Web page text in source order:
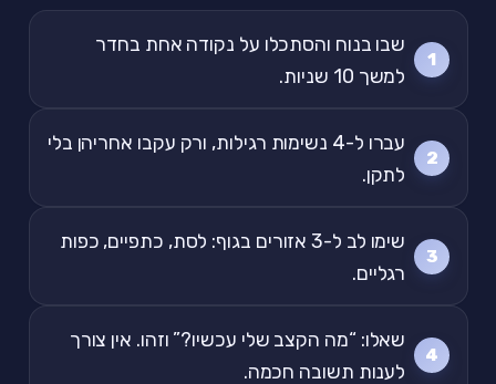
שבו בנוח והסתכלו על נקודה אחת בחדר
למשך 10 שניות.
עברו ל-4 נשימות רגילות, ורק עקבו אחריהן בלי
לתקן.
שימו לב ל-3 אזורים בגוף: לסת, כתפיים, כפות
רגליים.
שאלו: “מה הקצב שלי עכשיו?” וזהו. אין צורך
לענות תשובה חכמה.